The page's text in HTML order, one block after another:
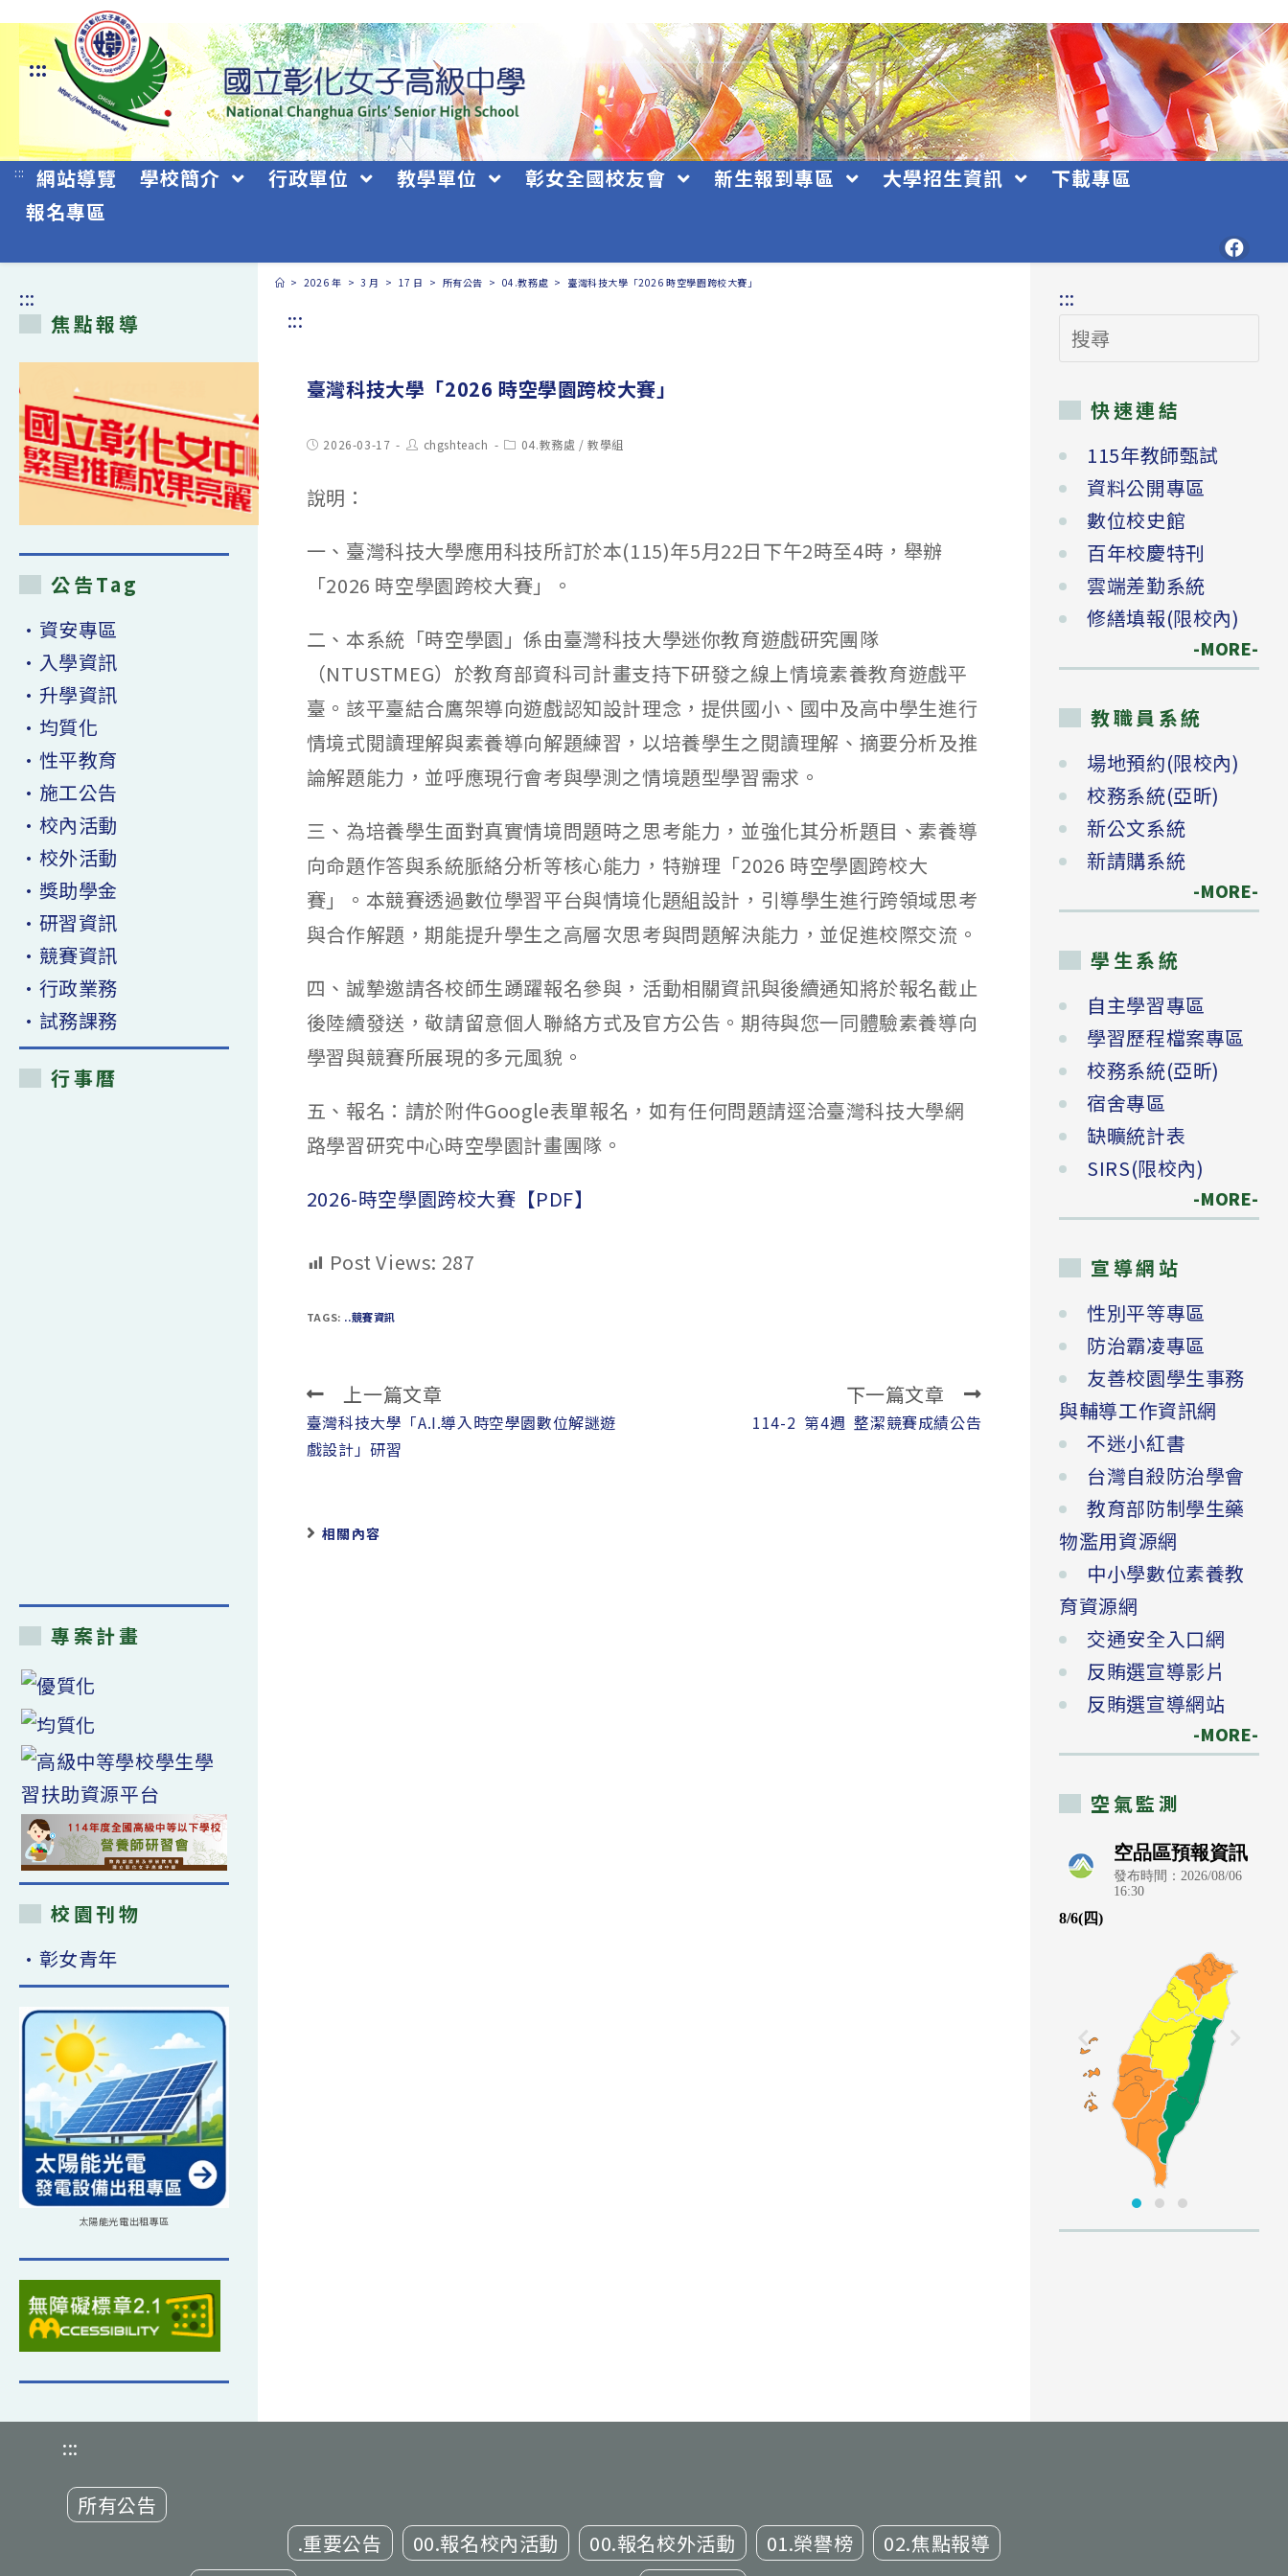
跳
要
:::
::: 網站導覽 學校簡介 行政單位 教學單位 彰女全國校友會 新生報到專區 大學招生資訊
下載專區
報名專區
> 2026 年 > 3 月 > 17 日 > 所有公告 > 04.教務處 > 臺灣科技大學「2026 時空學園跨校大賽」
:::
臺灣科技大學「2026 時空學園跨校大賽」
Post2026-03-17
Post
author:
chgshteach
Post04.教務處 / 教學組
說明：
一、臺灣科技大學應用科技所訂於本(115)年5月22日下午2時至4時，舉辦
「2026 時空學園跨校大賽」。
二、本系統「時空學園」係由臺灣科技大學迷你教育遊戲研究團隊
（NTUSTMEG）於教育部資科司計畫支持下研發之線上情境素養教育遊戲平
臺。該平臺結合鷹架導向遊戲認知設計理念，提供國小、國中及高中學生進行
情境式閱讀理解與素養導向解題練習，以培養學生之閱讀理解、摘要分析及推
論解題能力，並呼應現行會考與學測之情境題型學習需求。
三、為培養學生面對真實情境問題時之思考能力，並強化其分析題目、素養導
向命題作答與系統脈絡分析等核心能力，特辦理「2026 時空學園跨校大
賽」。本競賽透過數位學習平台與情境化題組設計，引導學生進行跨領域思考
與合作解題，期能提升學生之高層次思考與問題解決能力，並促進校際交流。
四、誠摯邀請各校師生踴躍報名參與，活動相關資訊與後續通知將於報名截止
後陸續發送，敬請留意個人聯絡方式及官方公告。期待與您一同體驗素養導向
學習與競賽所展現的多元風貌。
五、報名：請於附件Google表單報名，如有任何問題請逕洽臺灣科技大學網
路學習研究中心時空學園計畫團隊。
2026-時空學園跨校大賽【PDF】
Post Views: 287
TAGS: ..競賽資訊
Read
more
articles
上一篇文章
臺灣科技大學「A.I.導入時空學園數位解謎遊
戲設計」研習
下一篇文章
114-2 第4週 整潔競賽成績公告
相關內容
:::
焦點報導
公告Tag
•資安專區
•入學資訊
•升學資訊
•均質化
•性平教育
•施工公告
•校內活動
•校外活動
•獎助學金
•研習資訊
•競賽資訊
•行政業務
•試務課務
行事曆
專案計畫
校園刊物
•彰女青年
太陽能光電出租專區
:::
搜
尋
快速連結
115年教師甄試
資料公開專區
數位校史館
百年校慶特刊
雲端差勤系統
修繕填報(限校內)
-MORE-
教職員系統
場地預約(限校內)
校務系統(亞昕)
新公文系統
新請購系統
-MORE-
學生系統
自主學習專區
學習歷程檔案專區
校務系統(亞昕)
宿舍專區
缺曠統計表
SIRS(限校內)
-MORE-
宣導網站
性別平等專區
防治霸凌專區
友善校園學生事務
與輔導工作資訊網
不迷小紅書
台灣自殺防治學會
教育部防制學生藥
物濫用資源網
中小學數位素養教
育資源網
交通安全入口網
反賄選宣導影片
反賄選宣導網站
-MORE-
空氣監測
:::
所有公告
.重要公告
00.報名校內活動 00.報名校外活動 01.榮譽榜
02.焦點報導